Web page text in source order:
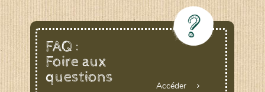
FAQ :
Foire aux
questions
Accéder